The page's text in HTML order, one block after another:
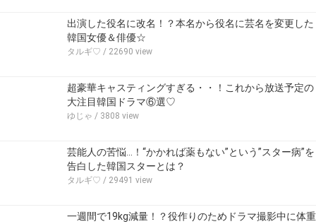
出演した役名に改名！？本名から役名に芸名を変更した
韓国女優＆俳優☆
タルギ♡ / 22690 view
超豪華キャスティングすぎる・・！これから放送予定の
大注目韓国ドラマ⑥選♡
ゆじゃ / 3808 view
芸能人の苦悩…！“かかれば薬もない”という”スター病”を
告白した韓国スターとは？
タルギ♡ / 29491 view
一週間で19kg減量！？役作りのためドラマ撮影中に体重